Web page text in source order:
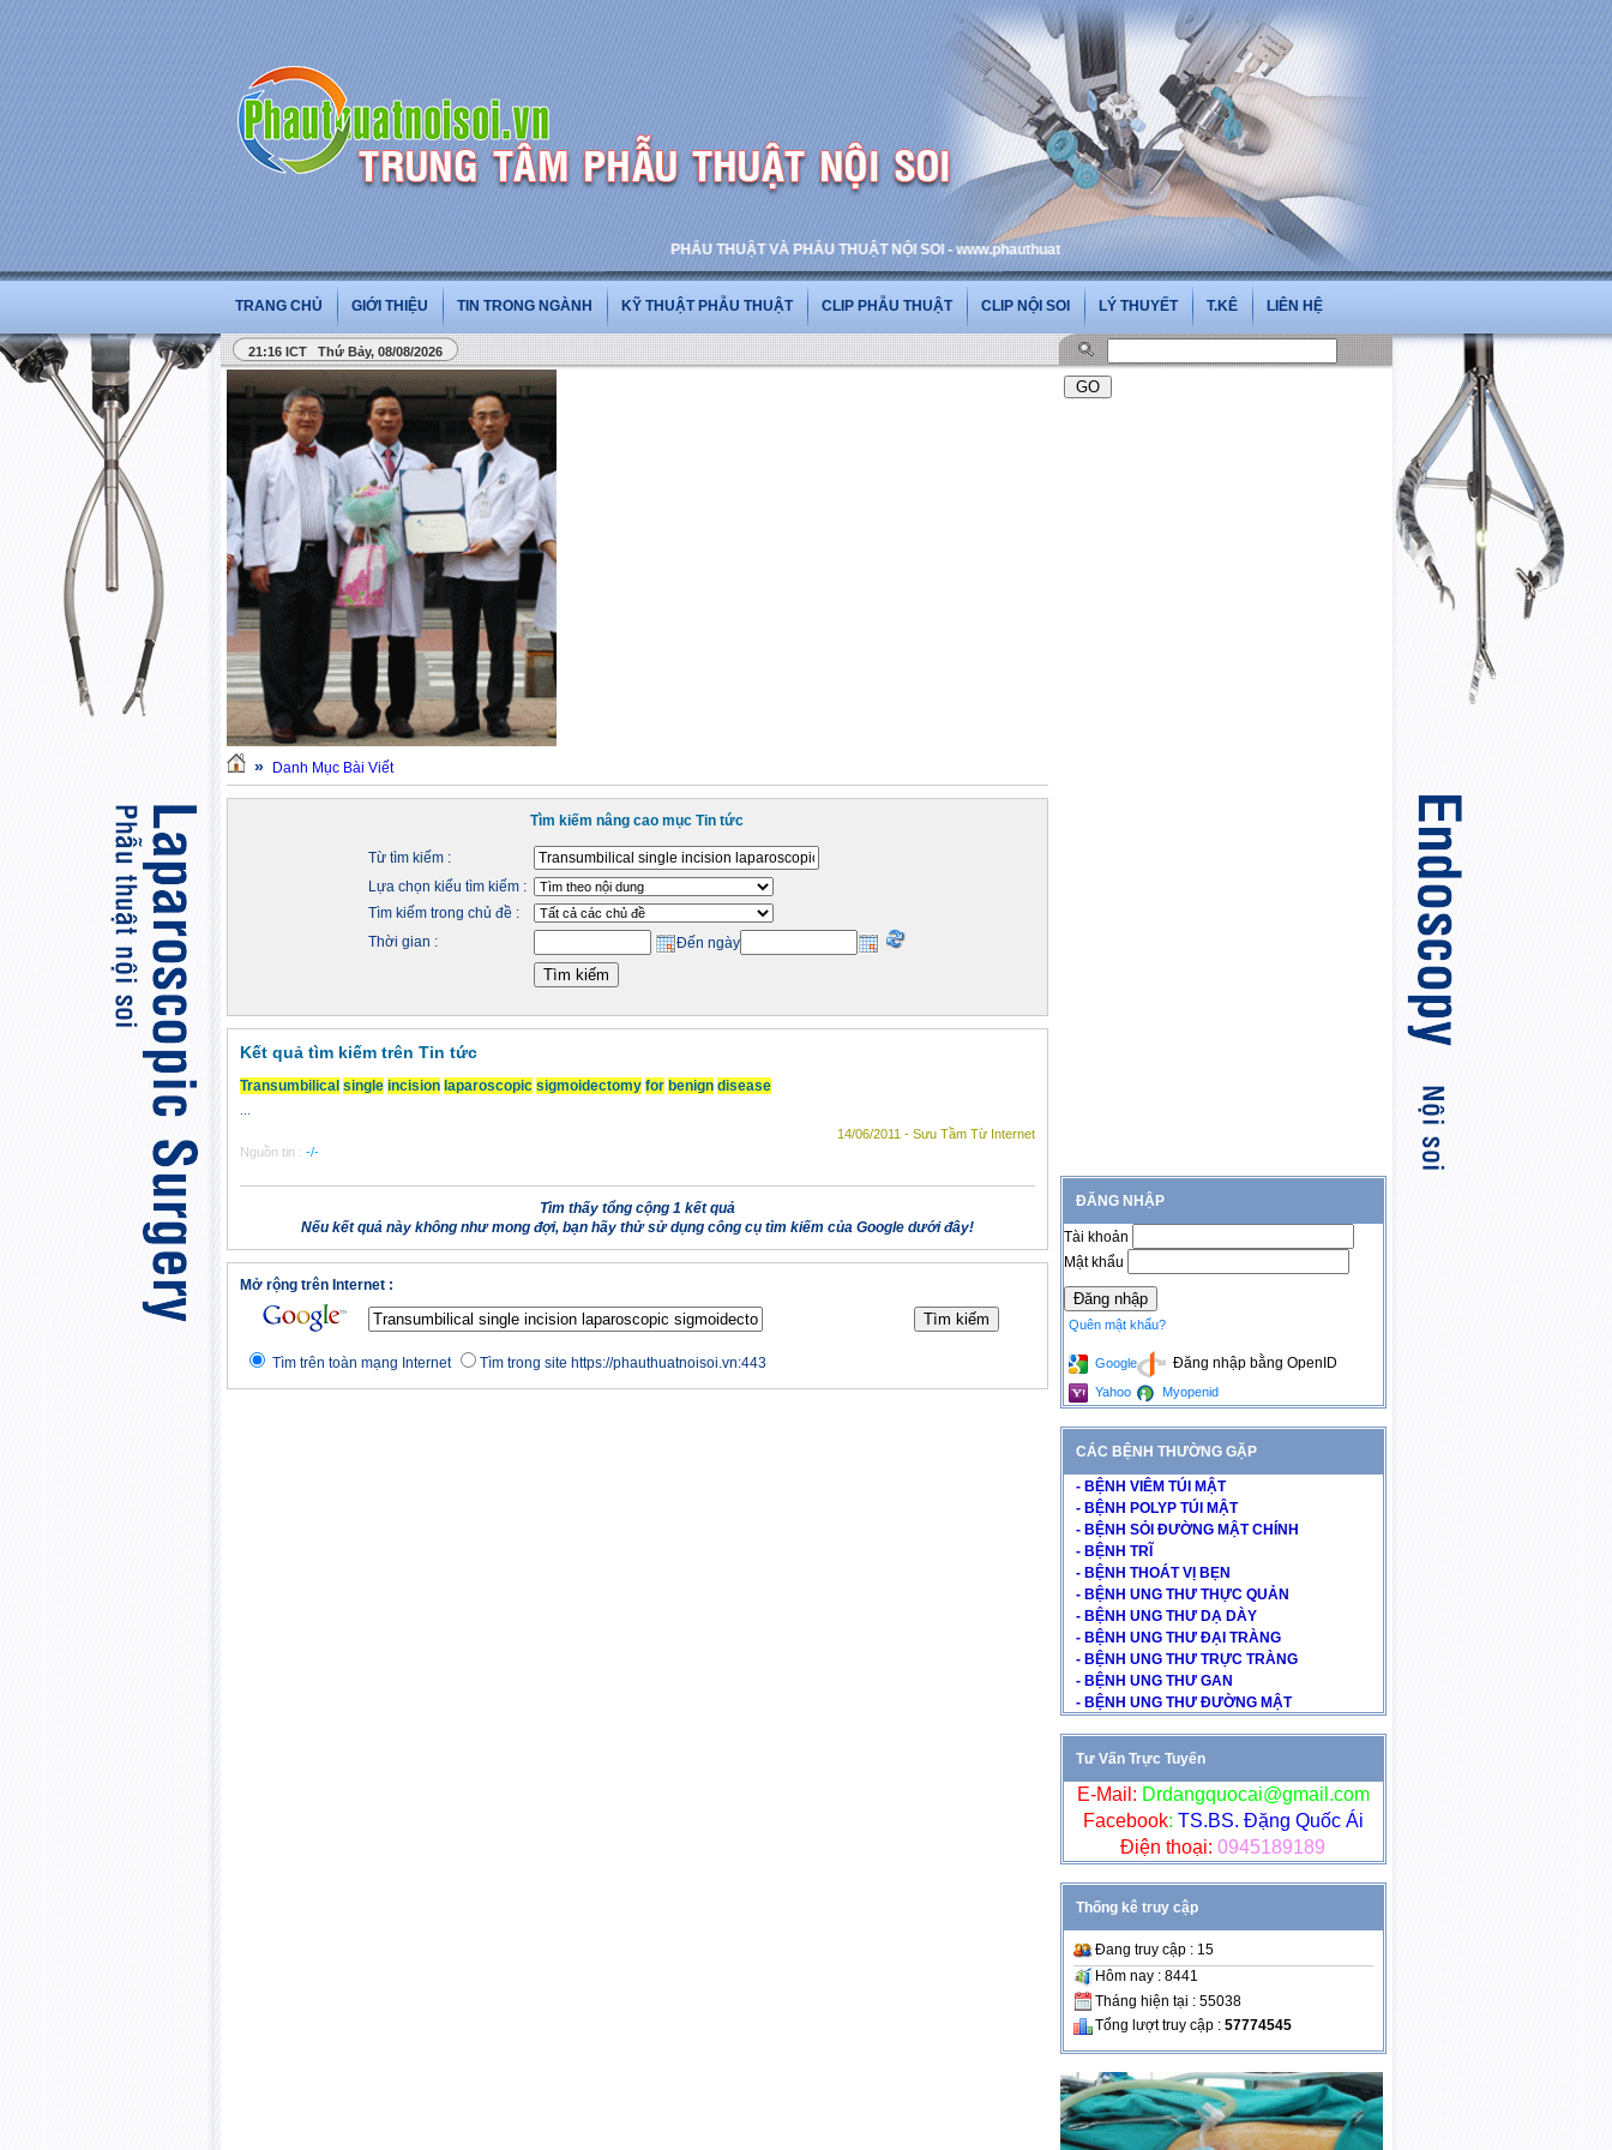
PHẪU THUẬT VÀ PHẪU THUẬT NỘI SOI - www.phauthuatnoisoi.vn
TRANG CHỦ GIỚI THIỆU TIN TRONG NGÀNH KỸ THUẬT PHẪU THUẬT CLIP PHẪU THUẬT CLIP NỘI SOI LÝ THUYẾT T.KÊ LIÊN HỆ
21:16 ICT Thứ Bảy, 08/08/2026
» Danh Mục Bài Viết
Tìm kiếm nâng cao mục Tin tức
Từ tìm kiếm :
Lựa chọn kiểu tìm kiếm :
Tìm kiếm trong chủ đề :
Thời gian :
Đến ngày
Kết quả tìm kiếm trên Tin tức
Transumbilical single incision laparoscopic sigmoidectomy for benign disease
14/06/2011 - Sưu Tầm Từ Internet
Nguồn tin : -/-
Tìm thấy tổng cộng 1 kết quả
Nếu kết quả này không như mong đợi, bạn hãy thử sử dụng công cụ tìm kiếm của Google dưới đây!
Mở rộng trên Internet :
Tìm trên toàn mạng Internet Tìm trong site https://phauthuatnoisoi.vn:443
ĐĂNG NHẬP
Tài khoản
Mật khẩu
Quên mật khẩu?
Đăng nhập bằng OpenID
Google
Yahoo
Myopenid
CÁC BỆNH THƯỜNG GẶP
- BỆNH VIÊM TÚI MẬT
- BỆNH POLYP TÚI MẬT
- BỆNH SỎI ĐƯỜNG MẬT CHÍNH
- BỆNH TRĨ
- BỆNH THOÁT VỊ BẸN
- BỆNH UNG THƯ THỰC QUẢN
- BỆNH UNG THƯ DẠ DÀY
- BỆNH UNG THƯ ĐẠI TRÀNG
- BỆNH UNG THƯ TRỰC TRÀNG
- BỆNH UNG THƯ GAN
- BỆNH UNG THƯ ĐƯỜNG MẬT
Tư Vấn Trực Tuyến
E-Mail: Drdangquocai@gmail.com
Facebook: TS.BS. Đặng Quốc Ái
Điện thoại: 0945189189
Thống kê truy cập
Đang truy cập : 15
Hôm nay : 8441
Tháng hiện tại : 55038
Tổng lượt truy cập : 57774545